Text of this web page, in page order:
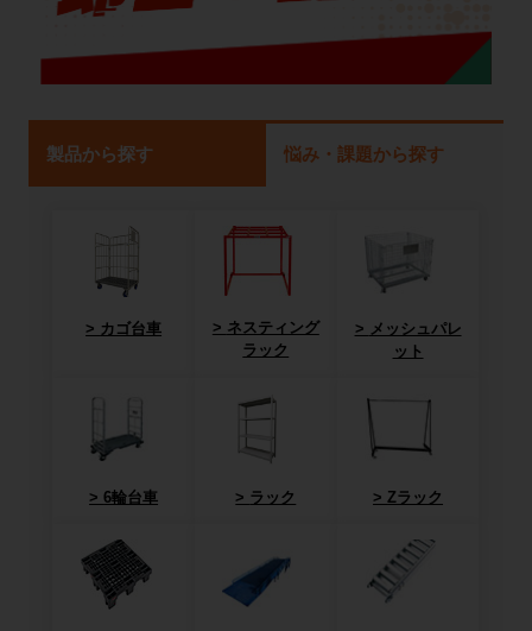
製品から探す 悩み・課題から探す
カゴ台車
ネスティング
ラック
メッシュパレ
ット
6輪台車 ラック Zラック